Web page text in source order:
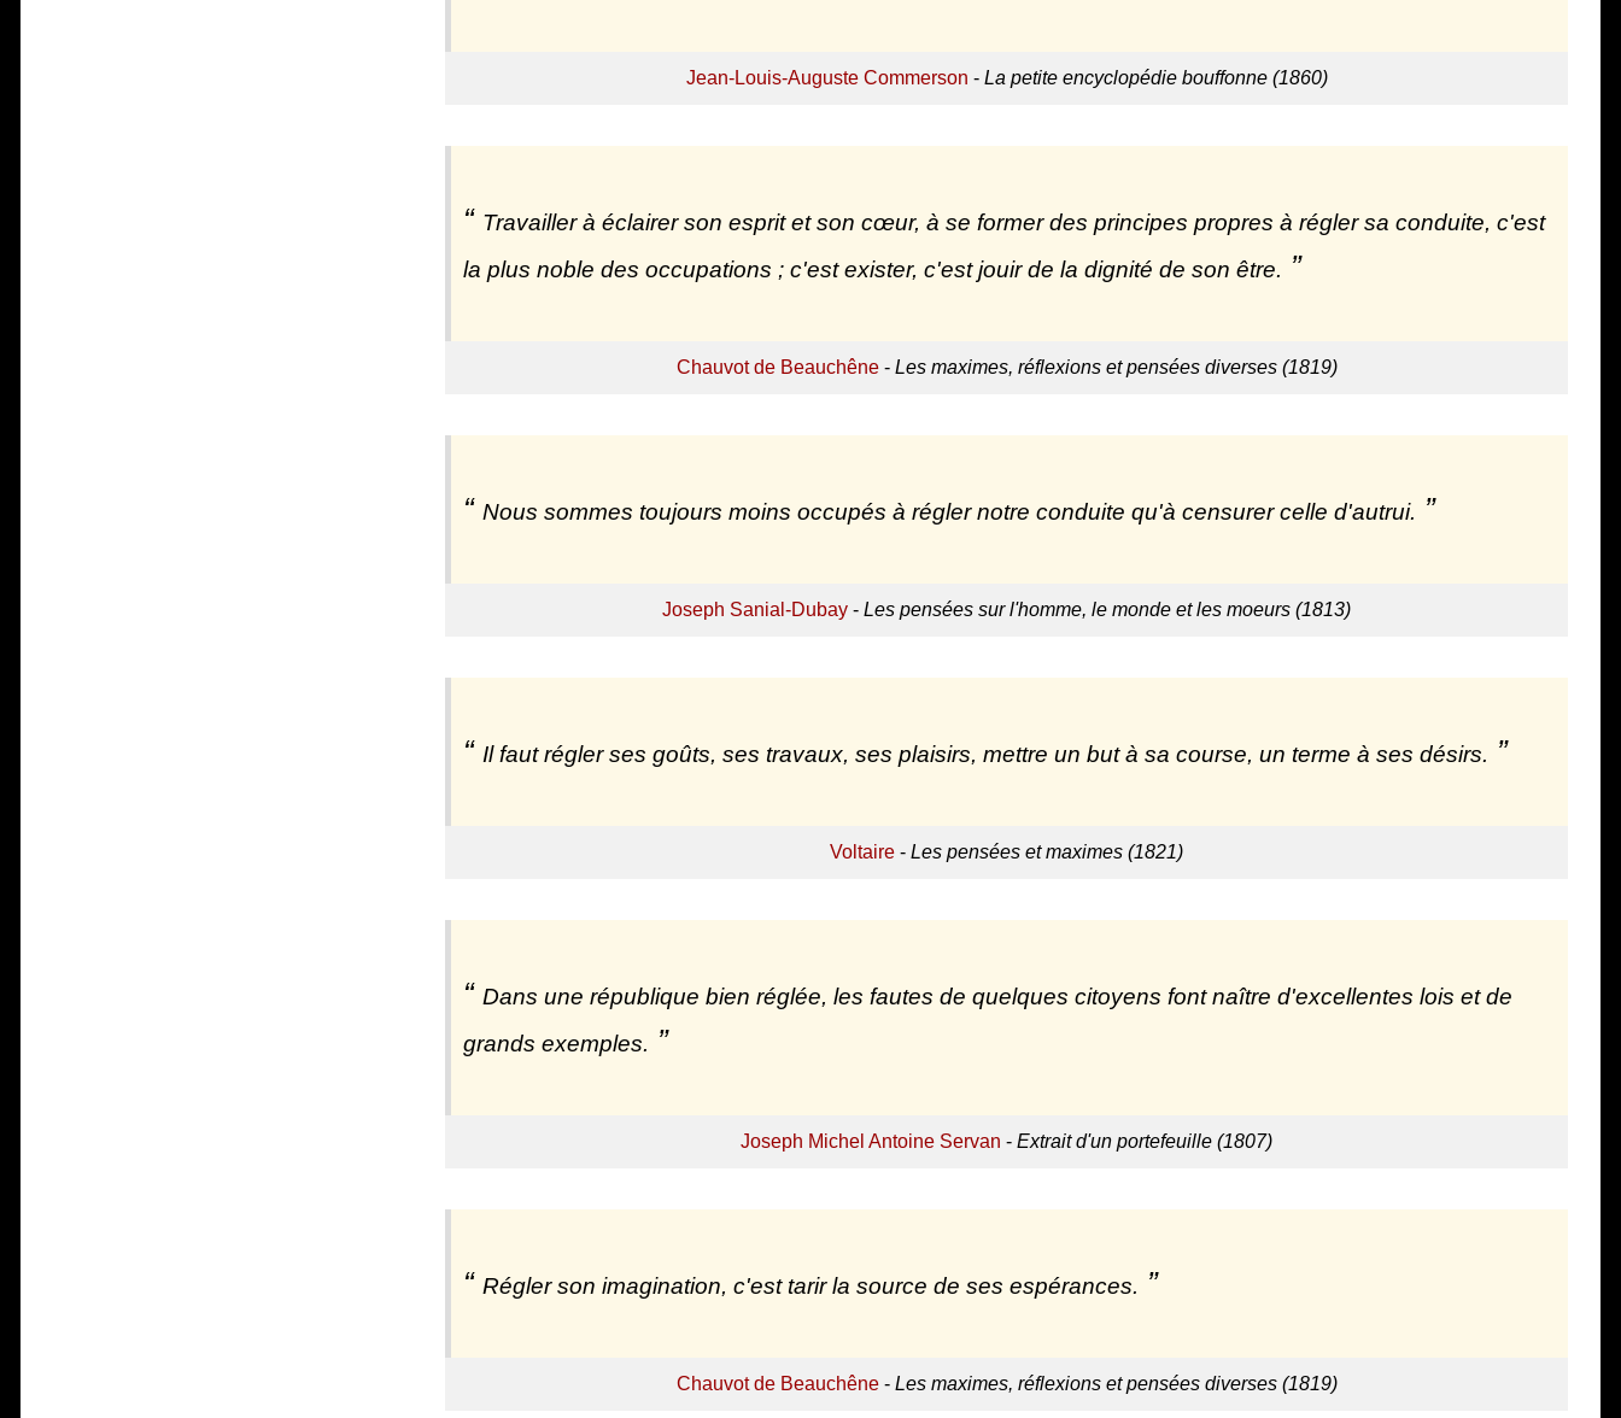
Jean-Louis-Auguste Commerson - La petite encyclopédie bouffonne (1860)
Travailler à éclairer son esprit et son cœur, à se former des principes propres à régler sa conduite, c'est
la plus noble des occupations ; c'est exister, c'est jouir de la dignité de son être.
Chauvot de Beauchêne- Les maximes, réflexions et pensées diverses (1819)
Nous sommes toujours moins occupés à régler notre conduite qu'à censurer celle d'autrui.
Joseph Sanial-Dubay - Les pensées sur l'homme, le monde et les moeurs (1813)
Il faut régler ses goûts, ses travaux, ses plaisirs, mettre un but à sa course, un terme à ses désirs.
Voltaire - Les pensées et maximes (1821)
Dans une république bien réglée, les fautes de quelques citoyens font naître d'excellentes lois et de
grands exemples.
Joseph Michel Antoine Servan - Extrait d'un portefeuille (1807)
Régler son imagination, c'est tarir la source de ses espérances.
Chauvot de Beauchêne- Les maximes, réflexions et pensées diverses (1819)